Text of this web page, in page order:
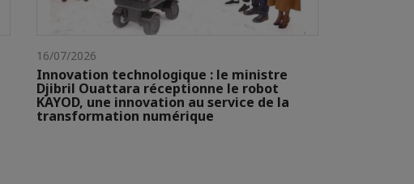
16/07/2026
Innovation technologique : le ministre
Djibril Ouattara réceptionne le robot
KAYOD, une innovation au service de la
transformation numérique